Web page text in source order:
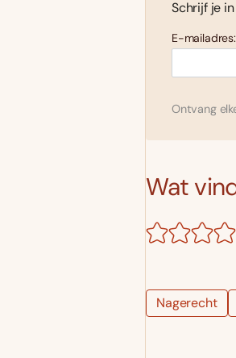
Schrijf je
E-mailadres:
Ontvang
Wat
Nagerecht